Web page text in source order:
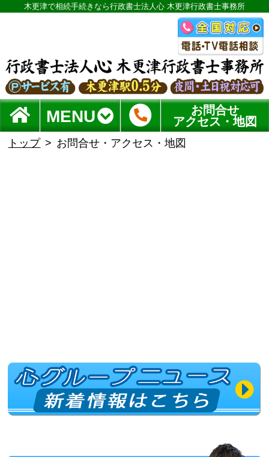
木更津で相続手続きなら行政書士法人心 木更津行政書士事務所
MENU
お問合せ
アクセス・地図
トップ お問合せ・アクセス・地図